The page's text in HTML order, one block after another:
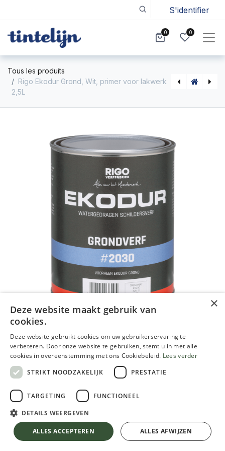
S'identifier
0 0
Tous les produits
Rigo Ekodur Grond, Wit, primer voor lakwerk
2,5L
Rigo Ekodur Grond, Wit, primer
voor lakwerk 2,5L
165,30€
×
Deze website maakt gebruik van
cookies.
Deze website gebruikt cookies om uw gebruikerservaring te
verbeteren. Door onze website te gebruiken, stemt u in met alle
cookies in overeenstemming met ons Cookiebeleid. Lees verder
STRIKT NOODZAKELIJK
PRESTATIE
TARGETING FUNCTIONEEL
DETAILS WEERGEVEN
ALLES ACCEPTEREN ALLES AFWIJZEN